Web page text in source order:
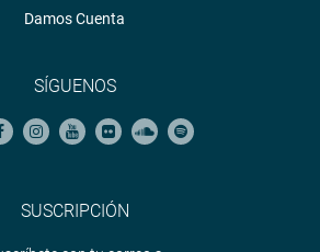
Damos Cuenta
SÍGUENOS
SUSCRIPCIÓN